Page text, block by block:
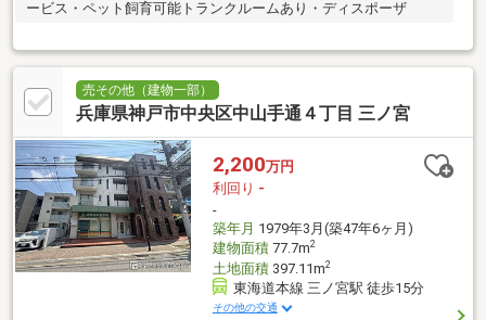
ービス・ペット飼育可能トランクルームあり・ディスポーザ
売その他（建物一部）
兵庫県神戸市中央区中山手通４丁目 三ノ宮
2,200万円
利回り -
-
築年月 1979年3月(築47年6ヶ月)
建物面積77.7m2
土地面積397.11m2
東海道本線 三ノ宮駅 徒歩15分
その他の交通